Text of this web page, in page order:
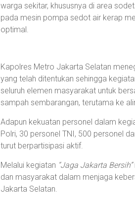
warga sekitar, khususnya di area
pada mesin pompa sedot air kerap
optimal.
Kapolres Metro Jakarta Selatan
yang telah ditentukan sehingga
seluruh elemen masyarakat untuk
sampah sembarangan, terutama ke
Adapun kekuatan personel dalam
Polri, 30 personel TNI, 500 personel
turut berpartisipasi aktif.
Melalui kegiatan “Jaga Jakarta Bersih”
dan masyarakat dalam menjaga
Jakarta Selatan.